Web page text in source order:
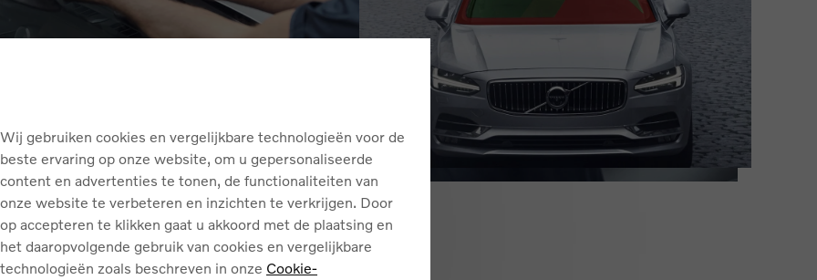
de schade bepalen of een
of vervanging nodig
Wij gebruiken cookies en vergelijkbare technologieën voor de
beste ervaring op onze website, om u gepersonaliseerde
content en advertenties te tonen, de functionaliteiten van
onze website te verbeteren en inzichten te verkrijgen. Door
op accepteren te klikken gaat u akkoord met de plaatsing en
het daaropvolgende gebruik van cookies en vergelijkbare
technologieën zoals beschreven in onze Cookie-